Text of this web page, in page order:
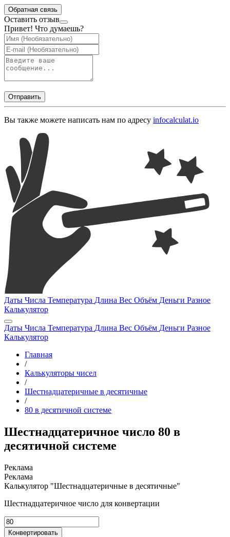
Обратная связь
Оставить отзыв
Привет! Что думаешь?
Отправить
Вы также можете написать нам по адресу infocalculat.io
Даты Числа Температура Длина Вес Объём Деньги Разное
Калькулятор
Даты Числа Температура Длина Вес Объём Деньги Разное
Калькулятор
Главная
/
Калькуляторы чисел
/
Шестнадцатеричные в десятичные
/
80 в десятичной системе
Шестнадцатеричное число 80 в
десятичной системе
Калькулятор "Шестнадцатеричные в десятичные"
Шестнадцатеричное число для конвертации
Конвертировать